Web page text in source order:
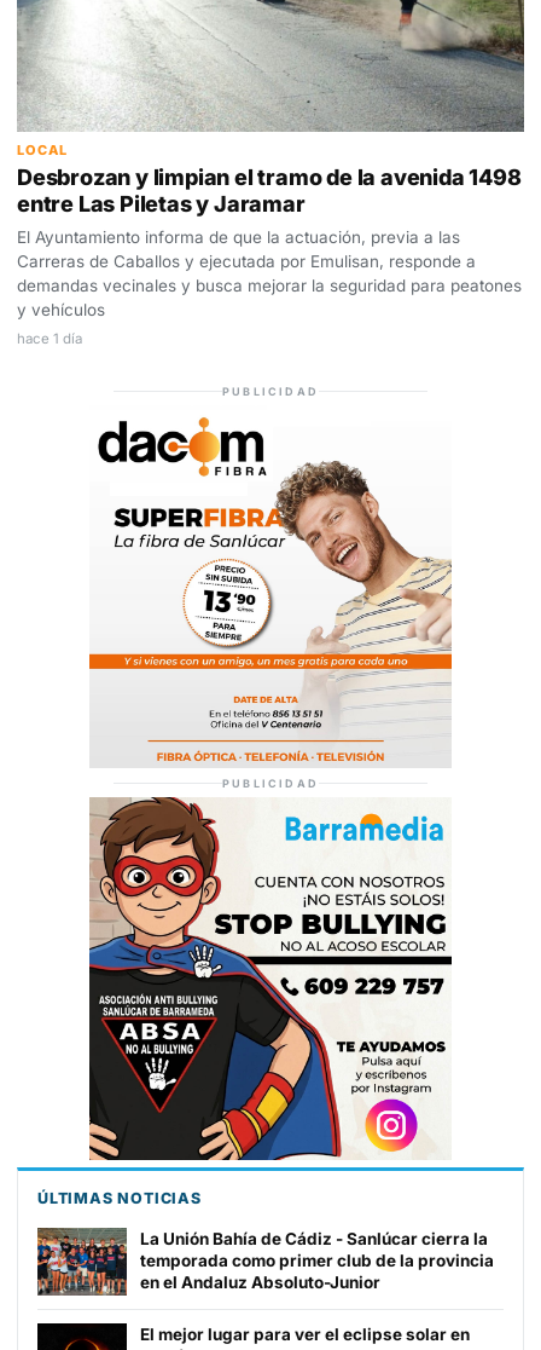
LOCAL
Desbrozan y limpian el tramo de la avenida 1498
entre Las Piletas y Jaramar
El Ayuntamiento informa de que la actuación, previa a las
Carreras de Caballos y ejecutada por Emulisan, responde a
demandas vecinales y busca mejorar la seguridad para peatones
y vehículos
hace 1 día
PUBLICIDAD
PUBLICIDAD
ÚLTIMAS NOTICIAS
La Unión Bahía de Cádiz - Sanlúcar cierra la
temporada como primer club de la provincia
en el Andaluz Absoluto-Junior
El mejor lugar para ver el eclipse solar en